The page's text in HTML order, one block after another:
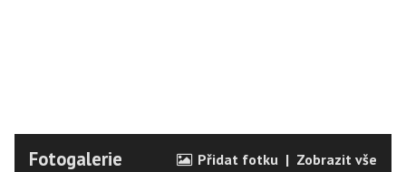
Fotogalerie Přidat fotku | Zobrazit vše